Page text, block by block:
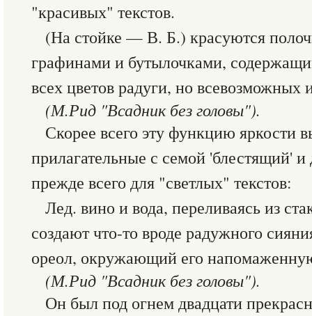
"красивых" текстов.
(На стойке — В. Б.) красуются
графинами и бутылочками,
всех цветов радуги, но всевозможных
(М.Рид "Всадник без головы").
Скорее всего эту функцию яркости
прилагательные с семой 'блестящий'
прежде всего для "светлых" текстов:
Лед. вино и вода, переливаясь из
создают что-то вроде радужного
ореол, окружающий его
(М.Рид "Всадник без головы").
Он был под огнем двадцати